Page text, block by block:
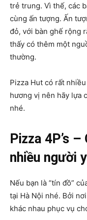
trẻ trung. Vì thế, các
cùng ấn tượng. Ấn
đỏ, với bàn ghế rộng
thấy có thêm một
thường.
Pizza Hut có rất
hương vị nên hãy lựa
nhé.
Pizza 4P’s
nhiều người
Nếu bạn là “tín đồ”
tại Hà Nội nhé. Bởi
khác nhau phục vụ